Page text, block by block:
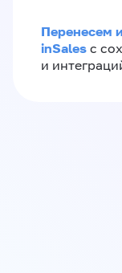
Перенесем
inSales с
и